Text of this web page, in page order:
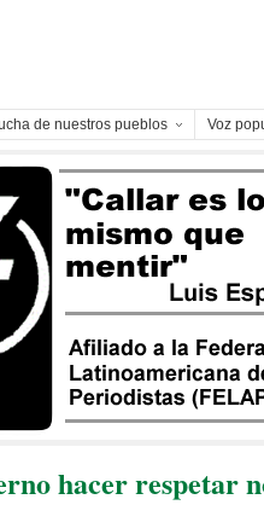
de nuestros pueblos Voz
hacer respetar